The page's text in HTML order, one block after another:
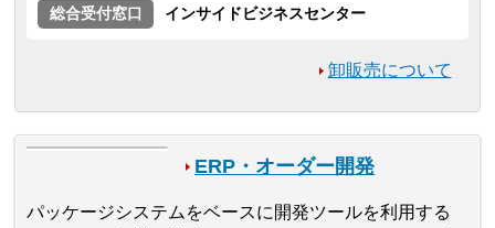
総合受付窓口
インサイドビジネスセンター
卸販売について
ERP・オーダー開発
パッケージシステムをベースに開発ツールを利用する